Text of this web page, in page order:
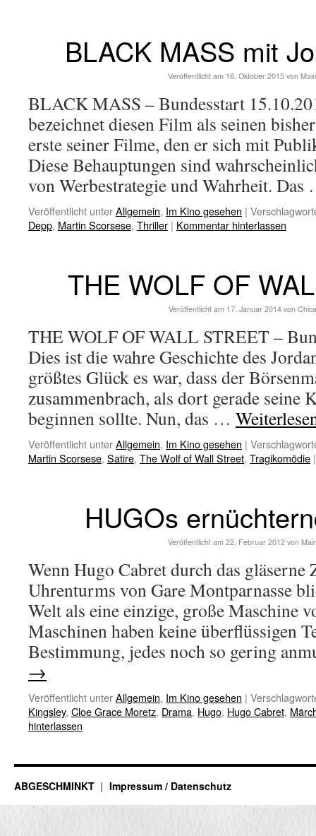
BLACK MASS mit
Veröffentlicht am 16. Oktober 2015 von
BLACK MASS – Bundesstart
bezeichnet diesen Film als seinen
erste seiner Filme, den er sich mit
Diese Behauptungen sind
von Werbestrategie und Wahrheit.
Veröffentlicht unterAllgemein, Im Kino gesehen |
Depp, Martin Scorsese, Thriller | Kommentar hinterlassen
THE WOLF OF
Veröffentlicht am 17. Januar 2014 von
THE WOLF OF WALL STREET –
Dies ist die wahre Geschichte des
größtes Glück es war, dass der
zusammenbrach, als dort gerade seine
beginnen sollte. Nun, das …
Veröffentlicht unterAllgemein, Im Kino gesehen |
Martin Scorsese, Satire, The Wolf of Wall Street, Tragikomödie |
HUGOs
Veröffentlicht am 22. Februar 2012 von
Wenn Hugo Cabret durch das gläserne
Uhrenturms von Gare Montparnasse
Welt als eine einzige, große Maschine
Maschinen haben keine überflüssigen
Bestimmung, jedes noch so gering
→
Veröffentlicht unterAllgemein, Im Kino gesehen |
Kingsley, Cloe Grace Moretz, Drama, Hugo, Hugo Cabret,
hinterlassen
ABGESCHMINKT Impressum / Datenschutz